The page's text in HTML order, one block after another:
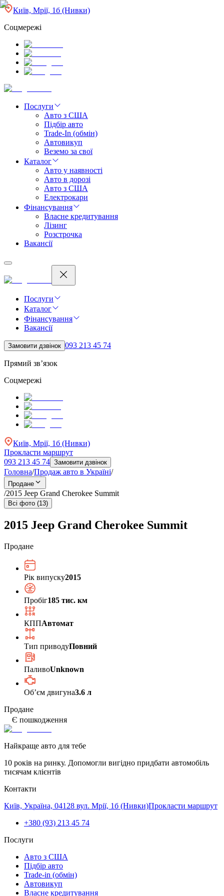
Київ, Мрії, 1б (Нивки)
Соцмережі
Послуги
Авто з США
Підбір авто
Trade-In (обмін)
Автовикуп
Веземо за свої
Каталог
Авто у наявності
Авто в дорозі
Авто з США
Електрокари
Фінансування
Власне кредитування
Лізинг
Розстрочка
Вакансії
Послуги
Каталог
Фінансування
Вакансії
Замовити дзвінок 093 213 45 74
Прямий зв’язок
Соцмережі
Київ, Мрії, 1б (Нивки)
Прокласти маршрут
093 213 45 74 Замовити дзвінок
Головна/Продаж авто в Україні/
Продане
/2015 Jeep Grand Cherokee Summit
Всі фото (13)
2015 Jeep Grand Cherokee Summit
Продане
Рік випуску2015
Пробіг185 тис. км
КППАвтомат
Тип приводуПовний
ПаливоUnknown
Обʼєм двигуна3.6 л
Продане
Є пошкодження
Найкраще авто для тебе
10 років на ринку. Допомогли вигідно придбати автомобіль
тисячам клієнтів
Контакти
Київ, Україна, 04128 вул. Мрії, 1б (Нивки)Прокласти маршрут
+380 (93) 213 45 74
Послуги
Авто з США
Підбір авто
Trade-in (обмін)
Автовикуп
Власне кредитування